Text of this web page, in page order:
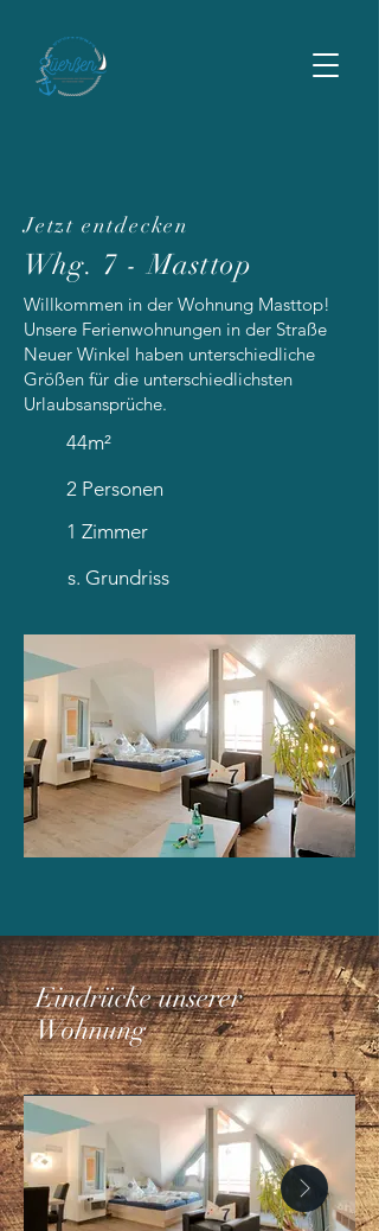
Jetzt entdecken
Whg. 7 - Masttop
Willkommen in der Wohnung Masttop!
Unsere Ferienwohnungen in der Straße
Neuer Winkel haben unterschiedliche
Größen für die unterschiedlichsten
Urlaubsansprüche.
44m²
2 Personen
1 Zimmer
s. Grundriss
Eindrücke unserer
Wohnung